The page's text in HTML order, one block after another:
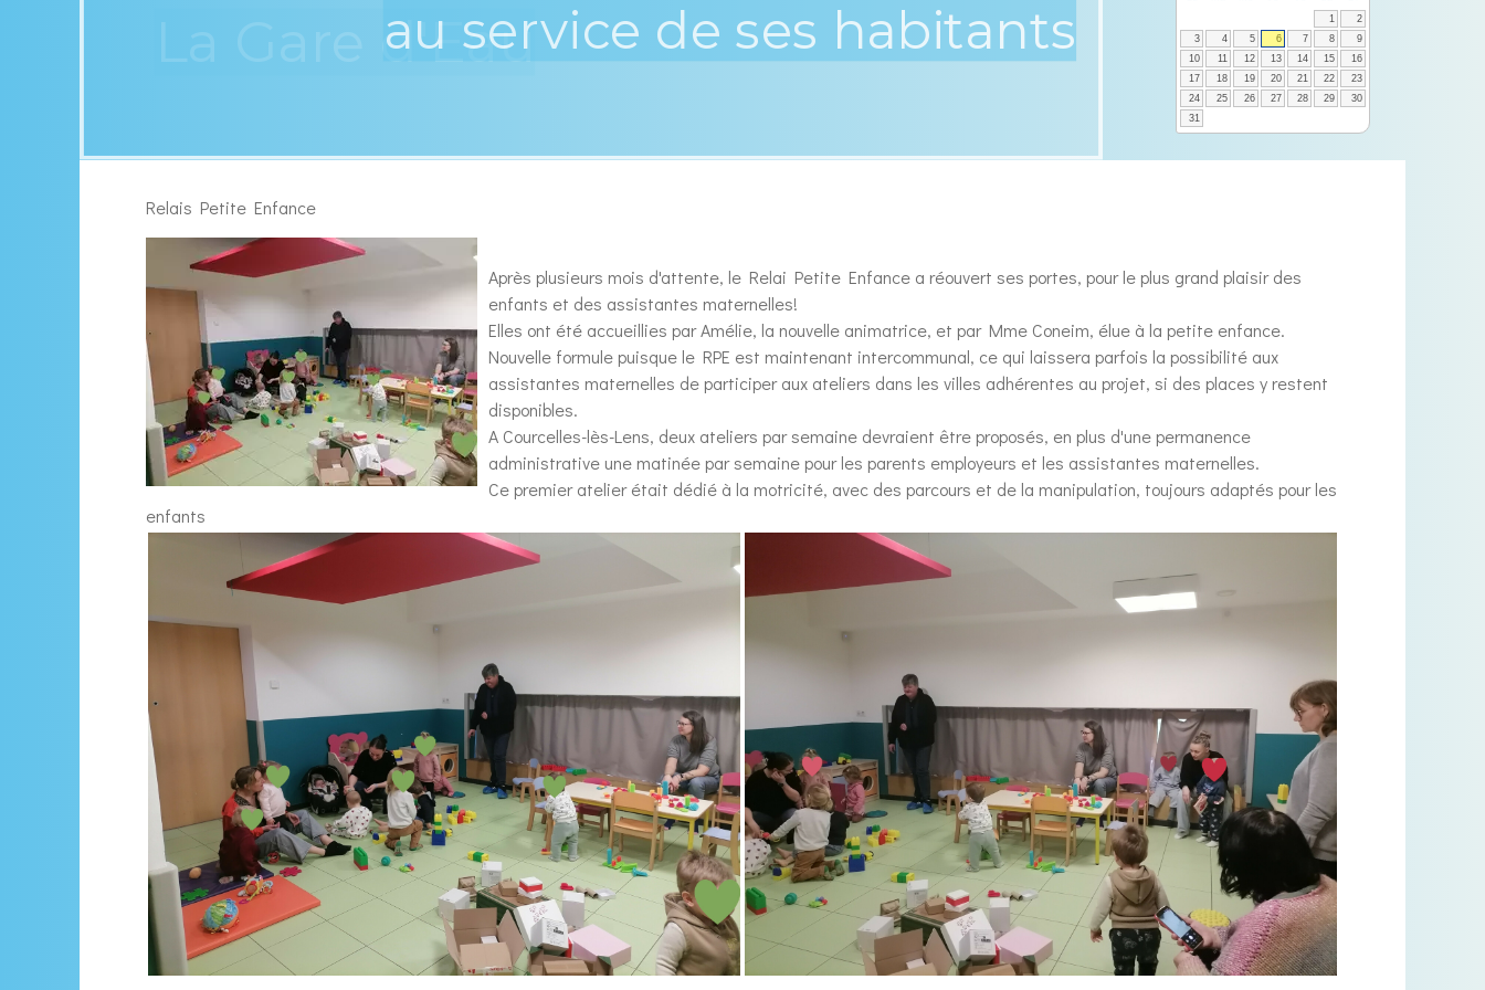
La Gare d'Eau
1
2
3
4 5 6 7 8
9
10
11 12 13 14 15
16
17
18 19 20 21 22
23
24
25 26 27 28 29
30
31
Relais Petite Enfance
Après plusieurs mois d'attente, le Relai Petite Enfance a réouvert ses portes, pour le plus grand plaisir des
enfants et des assistantes maternelles!
Elles ont été accueillies par Amélie, la nouvelle animatrice, et par Mme Coneim, élue à la petite enfance.
Nouvelle formule puisque le RPE est maintenant intercommunal, ce qui laissera parfois la possibilité aux
assistantes maternelles de participer aux ateliers dans les villes adhérentes au projet, si des places y restent
disponibles.
A Courcelles-lès-Lens, deux ateliers par semaine devraient être proposés, en plus d'une permanence
administrative une matinée par semaine pour les parents employeurs et les assistantes maternelles.
Ce premier atelier était dédié à la motricité, avec des parcours et de la manipulation, toujours adaptés pour les
enfants